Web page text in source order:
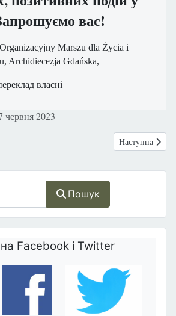
Пошук
Facebook і Twitter
вас!
Marszu dla Życia i
Archidiecezja Gdańska,
власні
червня 2023
Познань. Марш за Життя ! Неділя, 18
Наступна
Наступна